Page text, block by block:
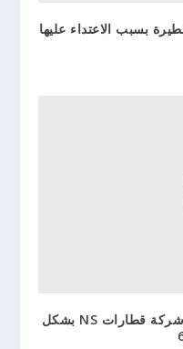
بسبب الاعتداء عليها
لم يتم حماية ألاف الموظفين في شركة قطارات NS بشكل